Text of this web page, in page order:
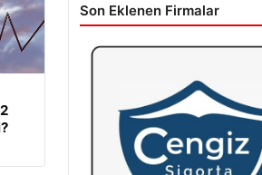
Son Eklenen Firmalar